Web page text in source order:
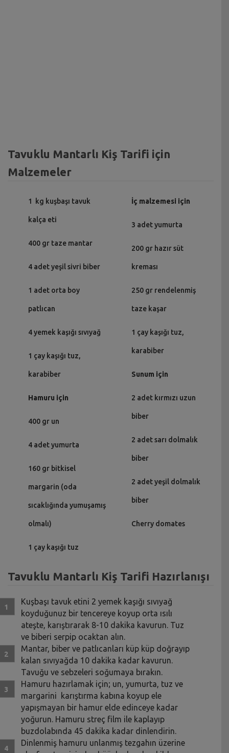
Tavuklu Mantarlı Kiş Tarifi için
Malzemeler
1 kg kuşbaşı tavuk
kalça eti
400 gr taze mantar
4 adet yeşil sivri biber
1 adet orta boy
patlıcan
4 yemek kaşığı sıvıyağ
1 çay kaşığı tuz,
karabiber
Hamuru için
400 gr un
4 adet yumurta
160 gr bitkisel
margarin (oda
sıcaklığında yumuşamış
olmalı)
1 çay kaşığı tuz
İç malzemesi için
3 adet yumurta
200 gr hazır süt
kreması
250 gr rendelenmiş
taze kaşar
1 çay kaşığı tuz,
karabiber
Sunum için
2 adet kırmızı uzun
biber
2 adet sarı dolmalık
biber
2 adet yeşil dolmalık
biber
Cherry domates
Tavuklu Mantarlı Kiş Tarifi Hazırlanışı
Kuşbaşı tavuk etini 2 yemek kaşığı sıvıyağ
koyduğunuz bir tencereye koyup orta ısılı
ateşte, karıştırarak 8-10 dakika kavurun. Tuz
ve biberi serpip ocaktan alın.
Mantar, biber ve patlıcanları küp küp doğrayıp
kalan sıvıyağda 10 dakika kadar kavurun.
Tavuğu ve sebzeleri soğumaya bırakın.
Hamuru hazırlamak için; un, yumurta, tuz ve
margarini karıştırma kabına koyup ele
yapışmayan bir hamur elde edinceye kadar
yoğurun. Hamuru streç film ile kaplayıp
buzdolabında 45 dakika kadar dinlendirin.
Dinlenmiş hamuru unlanmış tezgahın üzerine